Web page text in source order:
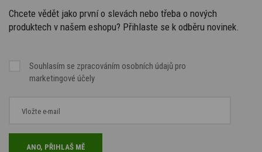
Chcete vědět jako první o slevách nebo třeba o nových
produktech v našem eshopu? Přihlaste se k odběru novinek.
Souhlasím se zpracováním osobních údajů pro
marketingové účely